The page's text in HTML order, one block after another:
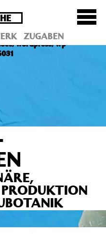
ist seit
stattdessen
wordpress/wp-
ZUGABEN